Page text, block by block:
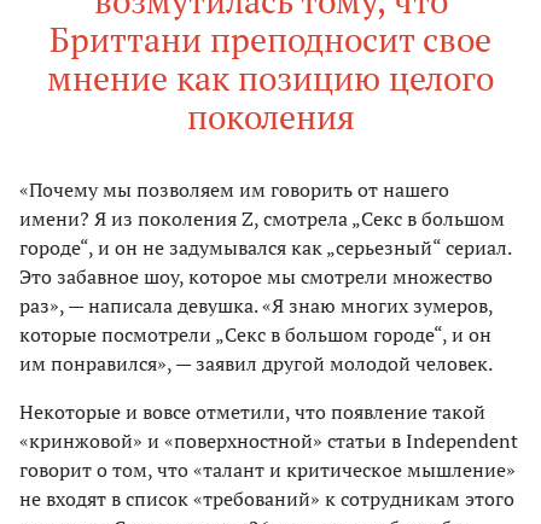
Бриттани преподносит свое
мнение как позицию целого
поколения
«Почему мы позволяем им говорить от нашего
имени? Я из поколения Z, смотрела „Секс в большом
городе“, и он не задумывался как „серьезный“ сериал.
Это забавное шоу, которое мы смотрели множество
раз», — написала девушка. «Я знаю многих зумеров,
которые посмотрели „Секс в большом городе“, и он
им понравился», — заявил другой молодой человек.
Некоторые и вовсе отметили, что появление такой
«кринжовой» и «поверхностной» статьи в Independent
говорит о том, что «талант и критическое мышление»
не входят в список «требований» к сотрудникам этого